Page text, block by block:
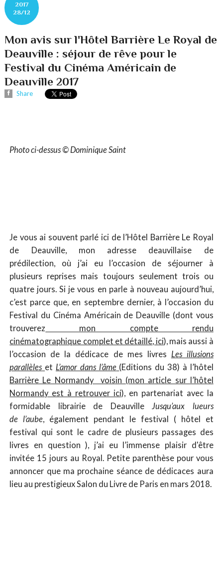
2017
28/12
Mon avis sur l'Hôtel Barrière Le Royal de
Deauville : séjour de rêve pour le
Festival du Cinéma Américain de
Deauville 2017
Share
Photo ci-dessus © Dominique Saint
Je vous ai souvent parlé ici de l’Hôtel Barrière Le Royal
de Deauville, mon adresse deauvillaise de
prédilection, où j’ai eu l’occasion de séjourner à
plusieurs reprises mais toujours seulement trois ou
quatre jours. Si je vous en parle à nouveau aujourd’hui,
c’est parce que, en septembre dernier, à l’occasion du
Festival du Cinéma Américain de Deauville (dont vous
trouverez mon compte rendu
cinématographique complet et détaillé, ici), mais aussi à
l’occasion de la dédicace de mes livres Les illusions
parallèles et L’amor dans l’âme (Editions du 38) à l’hôtel
Barrière Le Normandy voisin (mon article sur l’hôtel
Normandy est à retrouver ici), en partenariat avec la
formidable librairie de DeauvilleJusqu’aux lueurs
de l’aube, également pendant le festival ( hôtel et
festival qui sont le cadre de plusieurs passages des
livres en question ), j’ai eu l’immense plaisir d'être
invitée 15 jours au Royal. Petite parenthèse pour vous
annoncer que ma prochaine séance de dédicaces aura
lieu au prestigieux Salon du Livre de Paris en mars 2018.